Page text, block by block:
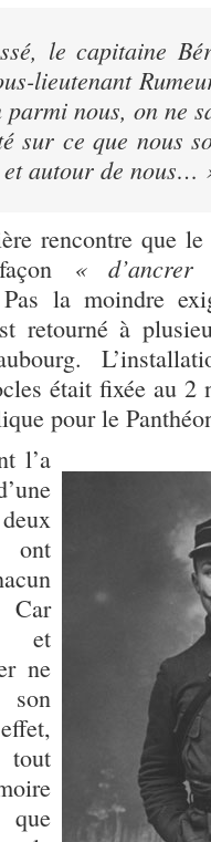
le capitaine
lieutenant
parmi nous, on ne
sur ce que nous
autour de nous…
rencontre que
«
Pas la moindre
retourné à
était fixée au 2
pour le
l’a
ont
et
ne